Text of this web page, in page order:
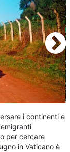
i continenti e
per cercare
in Vaticano è